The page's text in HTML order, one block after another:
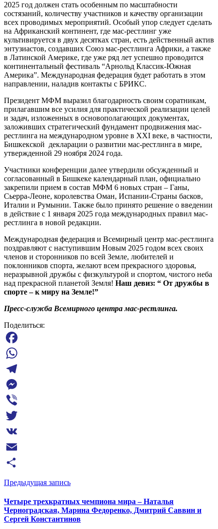
2025 год должен стать особенным по масштабности
состязаний, количеству участников и качеству организации
всех проводимых мероприятий. Особый упор следует сделать
на Африканский континент, где мас-рестлинг уже
культивируется в двух десятках стран, есть действенный актив
энтузиастов, создавших Союз мас-рестлинга Африки, а также
в Латинской Америке, где уже ряд лет успешно проводится
континентальный фестиваль “Арнольд Классик-Южная
Америка”. Международная федерация будет работать в этом
направлении, наладив контакты с БРИКС.
Президент МФМ выразил благодарность своим соратникам,
прилагавшим все усилия для практической реализации целей
и задач, изложенных в основополагающих документах,
заложивших стратегический фундамент продвижения мас-
рестлинга на международном уровне в ХХI веке, в частности,
Бишкекской декларации о развитии мас-рестлинга в мире,
утвержденной 29 ноября 2024 года.
Участники конференции далее утвердили обсужденный и
согласованный в Бишкеке календарный план, официально
закрепили прием в состав МФМ 6 новых стран – Ганы,
Сьерра-Леоне, королевства Оман, Испании-Страны басков,
Италии и Румынии. Также было принято решение о введении
в действие с 1 января 2025 года международных правил мас-
рестлинга в новой редакции.
Международная федерация и Всемирный центр мас-рестлинга
поздравляют с наступившим Новым 2025 годом всех своих
членов и сторонников по всей Земле, любителей и
поклонников спорта, желают всем прекрасного здоровья,
неразрывной дружбы с физкультурой и спортом, чистого неба
над прекрасной планетой Земля! Наш девиз: “ От дружбы в
спорте – к миру на Земле!”
Пресс-служба Всемирного центра мас-рестлинга.
Поделиться:
Facebook
WhatsApp
Telegram
Messenger
Viber
Twitter
VK
Email
Отправить
Предыдущая запись
Четыре трехкратных чемпиона мира – Наталья
Черноградская, Марина Федоренко, Дмитрий Саввин и
Сергей Константинов